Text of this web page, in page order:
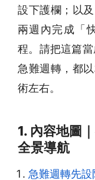
設下護欄；以
兩週內完成「
程。請把這篇
急難週轉，都
術左右。
1. 內容地圖
全景導航
急難週轉先